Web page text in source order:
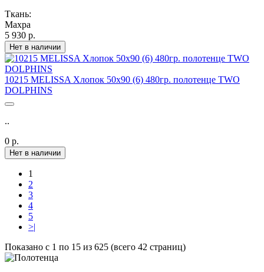
Ткань:
Махра
5 930 р.
Нет в наличии
10215 MELISSA Хлопок 50х90 (6) 480гр. полотенце TWO
DOLPHINS
..
0 р.
Нет в наличии
1
2
3
4
5
>|
Показано с 1 по 15 из 625 (всего 42 страниц)